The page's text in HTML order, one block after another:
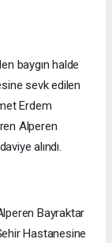
baygın halde
sevk edilen
Erdem
Alperen
alındı.
Bayraktar
Hastanesine